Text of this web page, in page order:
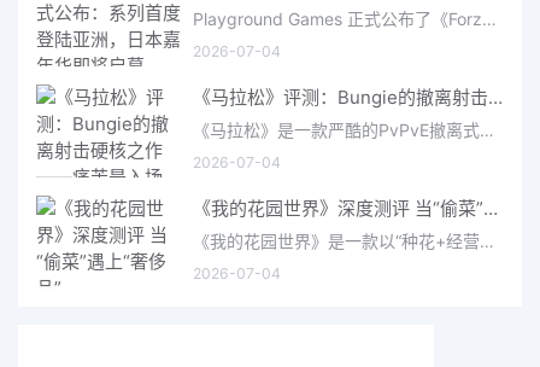
Playground Games 正式公布了《Forza Horizon 6》，这次备受赞誉的地平线嘉年华将首次驶入亚洲，落户日本。玩家
2026-07-04
《马拉松》评测：Bungie的撤离射击硬核之作——痛苦是入场券，回报是顶级的
《马拉松》是一款严酷的PvPvE撤离式射击游戏，现已登陆PS5、Xbox Series X/S和PC。它继承了Bungie上世纪90年
2026-07-04
《我的花园世界》深度测评 当“偷菜”遇上“奢侈品”
《我的花园世界》是一款以“种花+经营+社交”为核心的模拟经营类手游。游戏将玩家置于一个古风花园环境中，扮
2026-07-04